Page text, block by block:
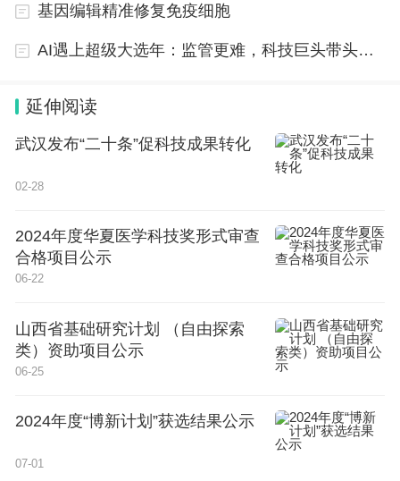
基因编辑精准修复免疫细胞
AI遇上超级大选年：监管更难，科技巨头带头改变？
延伸阅读
武汉发布“二十条”促科技成果转化
02-28
2024年度华夏医学科技奖形式审查
合格项目公示
06-22
山西省基础研究计划 （自由探索
类）资助项目公示
06-25
2024年度“博新计划”获选结果公示
07-01